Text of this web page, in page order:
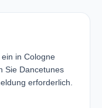
in Cologne
Sie Dancetunes
erforderlich.